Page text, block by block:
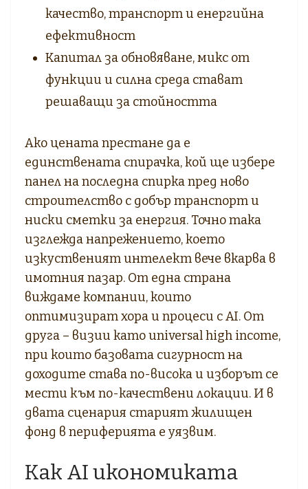
качество, транспорт и енергийна
ефективност
Капитал за обновяване, микс от
функции и силна среда стават
решаващи за стойността
Ако цената престане да е
единствената спирачка, кой ще избере
панел на последна спирка пред ново
строителство с добър транспорт и
ниски сметки за енергия. Точно така
изглежда напрежението, което
изкуственият интелект вече вкарва в
имотния пазар. От една страна
виждаме компании, които
оптимизират хора и процеси с AI. От
друга – визии като universal high income,
при които базовата сигурност на
доходите става по-висока и изборът се
мести към по-качествени локации. И в
двата сценария старият жилищен
фонд в периферията е уязвим.
Как AI икономиката